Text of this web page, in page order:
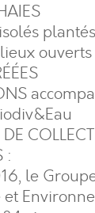
plantés
:
le